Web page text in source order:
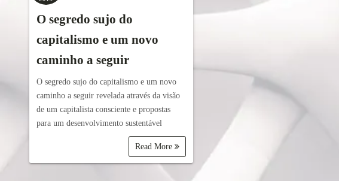
O segredo sujo do
capitalismo e um novo
caminho a seguir
O segredo sujo do capitalismo e um novo
caminho a seguir revelada através da visão
de um capitalista consciente e propostas
para um desenvolvimento sustentável
Read More